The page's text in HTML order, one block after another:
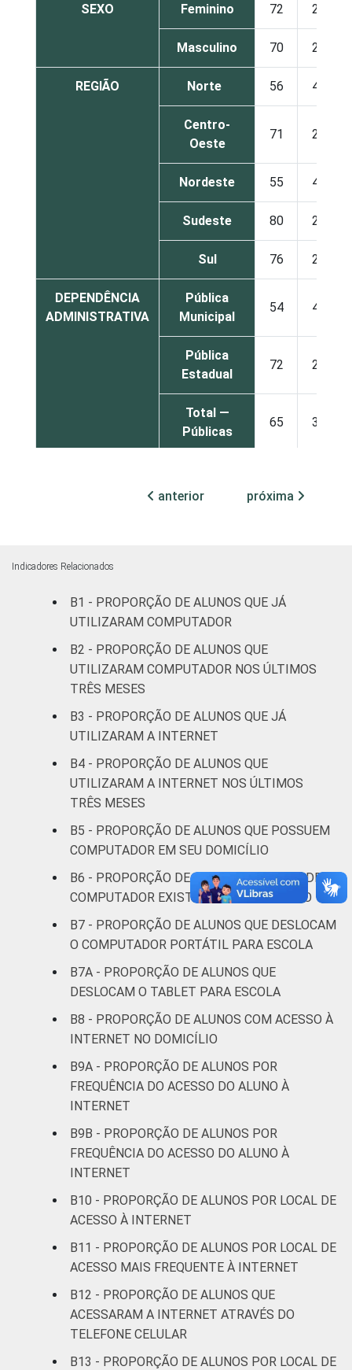
SEXO Feminino 72 28
Masculino 70 29
REGIÃO Norte 56 44
Centro-
Oeste
71 29
Nordeste 55 44
Sudeste 80 20
Sul 76 23
DEPENDÊNCIA
ADMINISTRATIVA
Pública
Municipal
54 45
Pública
Estadual
72 28
Total —
Públicas
65 34
8ª série / 9º
ano do
Ensino
Fundamental
Ensino
Médio
75
¹ Base: 9657 alunos. Dados coletados entre
setembro e dezembro de 2013.
anterior próxima
Indicadores Relacionados
B1 - PROPORÇÃO DE ALUNOS QUE JÁ
UTILIZARAM COMPUTADOR
B2 - PROPORÇÃO DE ALUNOS QUE
UTILIZARAM COMPUTADOR NOS ÚLTIMOS
TRÊS MESES
B3 - PROPORÇÃO DE ALUNOS QUE JÁ
UTILIZARAM A INTERNET
B4 - PROPORÇÃO DE ALUNOS QUE
UTILIZARAM A INTERNET NOS ÚLTIMOS
TRÊS MESES
B5 - PROPORÇÃO DE ALUNOS QUE POSSUEM
COMPUTADOR EM SEU DOMICÍLIO
B6 - PROPORÇÃO DE ALUNOS POR TIPO DE
COMPUTADOR EXISTENTE NO DOMICÍLIO
B7 - PROPORÇÃO DE ALUNOS QUE DESLOCAM
O COMPUTADOR PORTÁTIL PARA ESCOLA
B7A - PROPORÇÃO DE ALUNOS QUE
DESLOCAM O TABLET PARA ESCOLA
B8 - PROPORÇÃO DE ALUNOS COM ACESSO À
INTERNET NO DOMICÍLIO
B9A - PROPORÇÃO DE ALUNOS POR
FREQUÊNCIA DO ACESSO DO ALUNO À
INTERNET
B9B - PROPORÇÃO DE ALUNOS POR
FREQUÊNCIA DO ACESSO DO ALUNO À
INTERNET
B10 - PROPORÇÃO DE ALUNOS POR LOCAL DE
ACESSO À INTERNET
B11 - PROPORÇÃO DE ALUNOS POR LOCAL DE
ACESSO MAIS FREQUENTE À INTERNET
B12 - PROPORÇÃO DE ALUNOS QUE
ACESSARAM A INTERNET ATRAVÉS DO
TELEFONE CELULAR
B13 - PROPORÇÃO DE ALUNOS POR LOCAL DE